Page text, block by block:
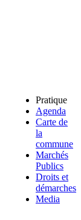
Pratique
Agenda
Carte de
la
commune
Marchés
Publics
Droits et
démarches
Media